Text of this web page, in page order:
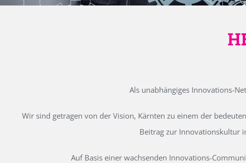
Als unabhängiges Innovations-
Wir sind getragen von der Vision, Kärnten zu einem der
Beitrag zur Innovationskultur
Auf Basis einer wachsenden Innovations-